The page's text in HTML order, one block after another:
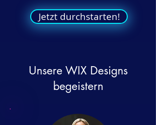
Jetzt durchstarten!
Unsere WIX Designs
begeistern